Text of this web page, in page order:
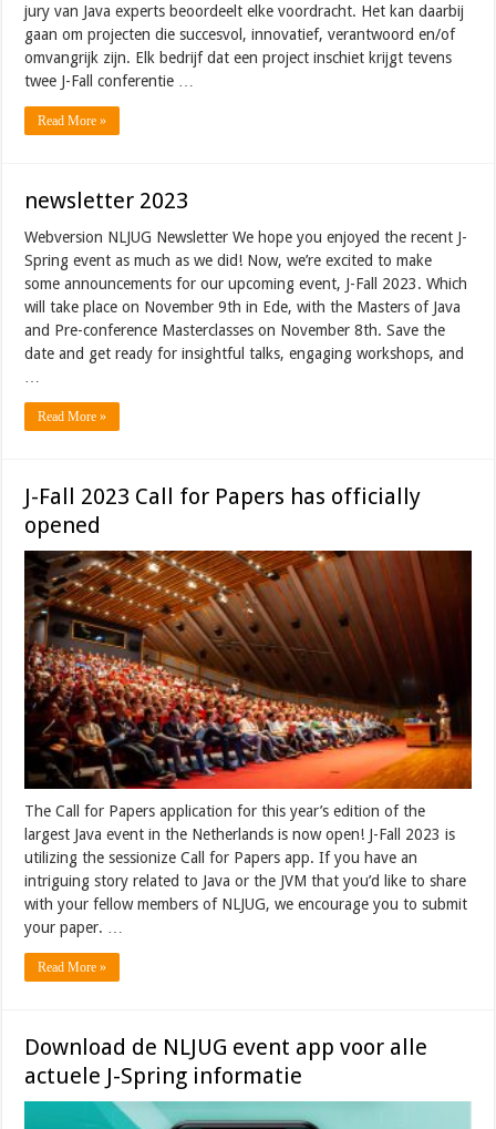
jury van Java experts beoordeelt elke voordracht. Het kan daarbij
gaan om projecten die succesvol, innovatief, verantwoord en/of
omvangrijk zijn. Elk bedrijf dat een project inschiet krijgt tevens
twee J-Fall conferentie …
Read More »
newsletter 2023
Webversion NLJUG Newsletter We hope you enjoyed the recent J-
Spring event as much as we did! Now, we’re excited to make
some announcements for our upcoming event, J-Fall 2023. Which
will take place on November 9th in Ede, with the Masters of Java
and Pre-conference Masterclasses on November 8th. Save the
date and get ready for insightful talks, engaging workshops, and
…
Read More »
J-Fall 2023 Call for Papers has officially
opened
The Call for Papers application for this year’s edition of the
largest Java event in the Netherlands is now open! J-Fall 2023 is
utilizing the sessionize Call for Papers app. If you have an
intriguing story related to Java or the JVM that you’d like to share
with your fellow members of NLJUG, we encourage you to submit
your paper. …
Read More »
Download de NLJUG event app voor alle
actuele J-Spring informatie